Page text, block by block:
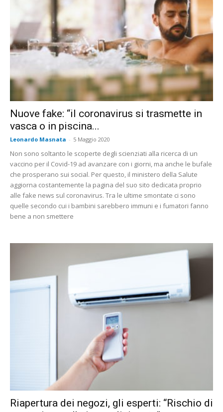
Nuove fake: “il coronavirus si trasmette in
vasca o in piscina...
Leonardo Masnata - 5 Maggio 2020
Non sono soltanto le scoperte degli scienziati alla ricerca di un
vaccino per il Covid-19 ad avanzare con i giorni, ma anche le bufale
che prosperano sui social. Per questo, il ministero della Salute
aggiorna costantemente la pagina del suo sito dedicata proprio
alle fake news sul coronavirus. Tra le ultime smontate ci sono
quelle secondo cui i bambini sarebbero immuni e i fumatori fanno
bene a non smettere
Riapertura dei negozi, gli esperti: “Rischio di